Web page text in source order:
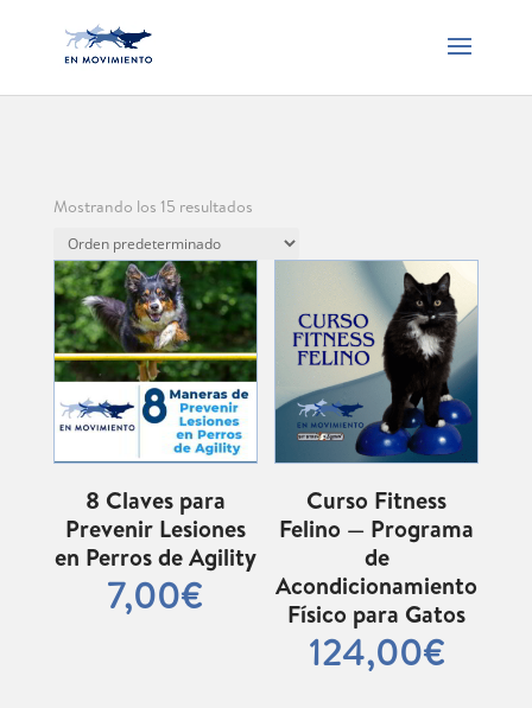
Mostrando los 15 resultados
8 Claves para
Prevenir Lesiones
en Perros de Agility
7,00€
Curso Fitness
Felino — Programa
de
Acondicionamiento
Físico para Gatos
124,00€